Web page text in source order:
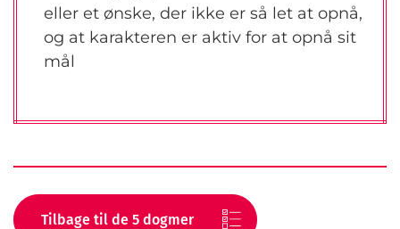
eller et ønske, der ikke er så let at opnå,
og at karakteren er aktiv for at opnå sit
mål
Tilbage til de 5 dogmer